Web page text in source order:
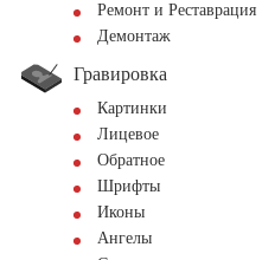
Ремонт и Реставрация
Демонтаж
Гравировка
Картинки
Лицевое
Обратное
Шрифты
Иконы
Ангелы